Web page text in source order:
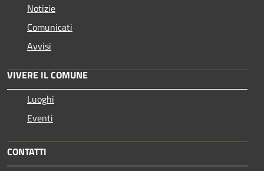
Notizie
Comunicati
Avvisi
VIVERE IL COMUNE
Luoghi
Eventi
CONTATTI